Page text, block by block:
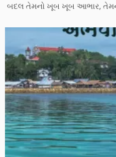
બદલ તેમનો ખૂબ ખૂબ આભાર,